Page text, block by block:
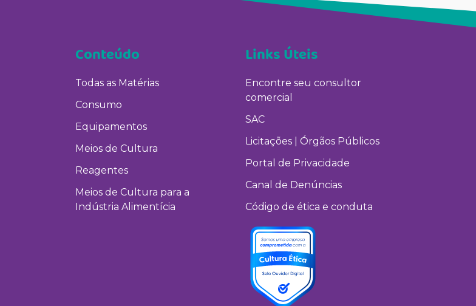
Conteúdo
Todas as Matérias
Consumo
Equipamentos
Meios de Cultura
Reagentes
Meios de Cultura para a
Indústria Alimentícia
Links Úteis
Encontre seu consultor
comercial
SAC
Licitações | Órgãos Públicos
Portal de Privacidade
Canal de Denúncias
Código de ética e conduta